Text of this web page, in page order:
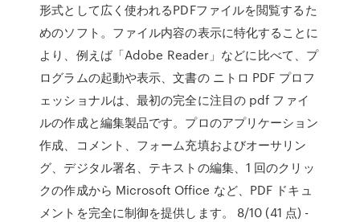
形式として広く使われるPDFファイルを閲覧するた
めのソフト。ファイル内容の表示に特化することに
より、例えば「Adobe Reader」などに比べて、プ
ログラムの起動や表示、文書の ニトロ PDF プロフ
ェッショナルは、最初の完全に注目の pdf ファイ
ルの作成と編集製品です。プロのアプリケーション
作成、コメント、フォーム充填およびオーサリン
グ、デジタル署名、テキストの編集、1 回のクリッ
クの作成から Microsoft Office など、PDF ドキュ
メントを完全に制御を提供します。 8/10 (41 点) -